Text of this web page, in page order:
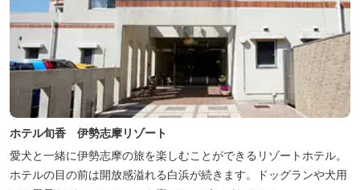
ホテル旬香 伊勢志摩リゾート
愛犬と一緒に伊勢志摩の旅を楽しむことができるリゾートホテル。
ホテルの目の前は開放感溢れる白浜が続きます。ドッグランや犬用